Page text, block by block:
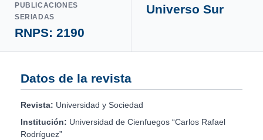
PUBLICACIONES
SERIADAS
RNPS: 2190
Universo Sur
Datos de la revista
Revista: Universidad y Sociedad
Institución: Universidad de Cienfuegos “Carlos Rafael
Rodríguez”